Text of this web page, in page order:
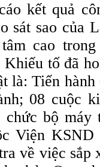
kết quả
sát sao của
cao
tố đã
là: Tiến hành
; 08 cuộc
chức bộ
Viện
về việc sắp